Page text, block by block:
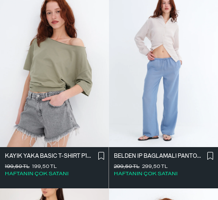
KAYIK YAKA BASIC T-SHIRT P1822
199,50TL
HAFTANIN ÇOK SATANI
199,50TL
BELDEN İ̇P BAĞLAMALI PANTOLON PN16372-İ6
299,50TL
HAFTANIN ÇOK SATANI
299,50TL